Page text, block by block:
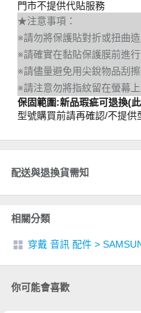
門市不提供代貼服務
★注意事項：
※請勿將保護貼對折或扭曲
※請確實在黏貼保護膜前進
※請儘量避免用尖銳物品刮擦
※請注意勿將指紋留在螢幕上
保固範圍:新品瑕疵可退換(
型號購買前請再確認/不提供
配送與退換貨需知
相關分類
穿戴 音訊 配件 >
你可能會喜歡